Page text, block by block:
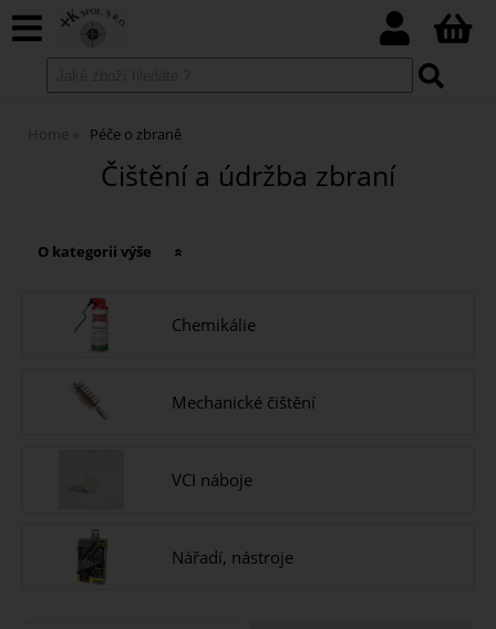
Home Péče o zbraně
Čištění a údržba zbraní
O kategorii výše
Chemikálie
Mechanické čištění
VCI náboje
Nářadí, nástroje